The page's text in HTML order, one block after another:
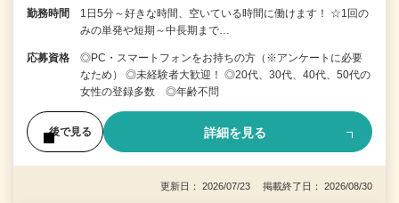
勤務時間
1日5分～好きな時間、空いている時間に働けます！ ☆1回の
みの単発や短期～中長期まで…
応募資格
◎PC・スマートフォンをお持ちの方（※アンケートに必要
なため） ◎未経験者大歓迎！ ◎20代、30代、40代、50代の
女性の登録多数 ◎年齢不問
後で見る 詳細を見る
更新日： 2026/07/23 掲載終了日： 2026/08/30